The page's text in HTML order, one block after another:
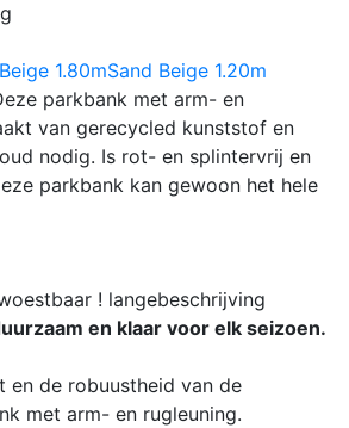
1.80mSand Beige 1.20m
parkbank met arm- en
van gerecycled kunststof en
nodig. Is rot- en splintervrij en
parkbank kan gewoon het hele
! langebeschrijving
en klaar voor elk seizoen.
en de robuustheid van de
met arm- en rugleuning.